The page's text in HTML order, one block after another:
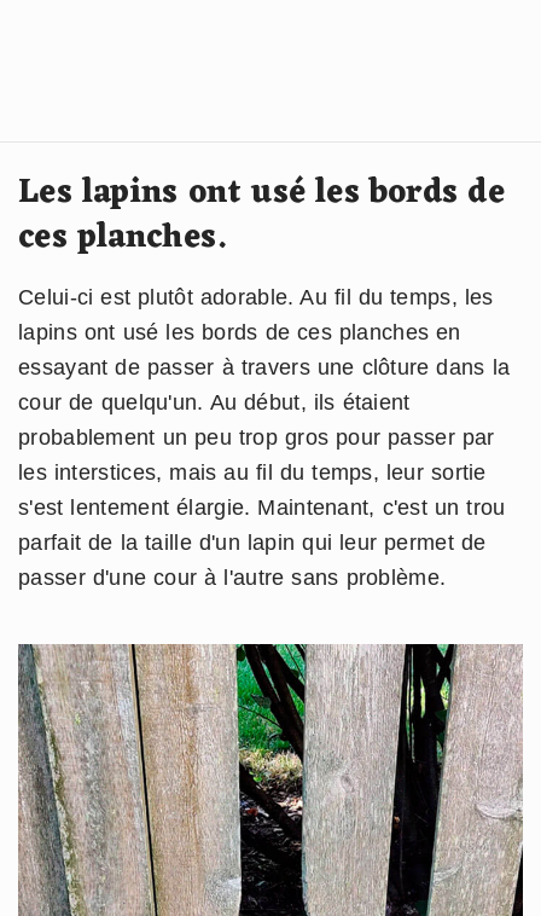
Les lapins ont usé les bords de
ces planches.
Celui-ci est plutôt adorable. Au fil du temps, les
lapins ont usé les bords de ces planches en
essayant de passer à travers une clôture dans la
cour de quelqu'un. Au début, ils étaient
probablement un peu trop gros pour passer par
les interstices, mais au fil du temps, leur sortie
s'est lentement élargie. Maintenant, c'est un trou
parfait de la taille d'un lapin qui leur permet de
passer d'une cour à l'autre sans problème.